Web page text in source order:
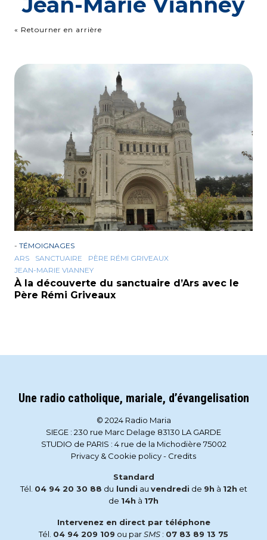
« Retourner en arrière
- TÉMOIGNAGES
ARS
SANCTUAIRE
PÈRE RÉMI GRIVEAUX
JEAN-MARIE VIANNEY
À la découverte du sanctuaire d’Ars avec le
Père Rémi Griveaux
Une radio catholique, mariale, d’évangelisation
© 2024 Radio Maria
SIEGE : 230 rue Marc Delage 83130 LA GARDE
STUDIO de PARIS : 4 rue de la Michodière 75002
Privacy & Cookie policy- Credits
Standard
Tél. 04 94 20 30 88 du lundi au vendredi de 9h à 12h et
de 14h à 17h
Intervenez en direct par téléphone
Tél. 04 94 209 109 ou parSMS : 07 83 89 13 75